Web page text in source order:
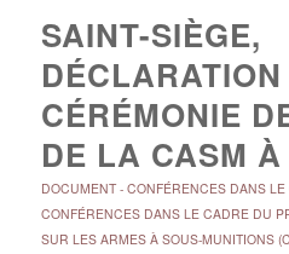
SAINT-SIÈGE,
CÉRÉMONIE
DE LA CASM
DOCUMENT- CONFÉRENCES DANS
CONFÉRENCES DANS LE CADRE DU
SUR LES ARMES À SOUS-MUNITIONS